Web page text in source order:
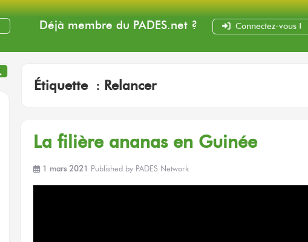
Déjà membre du PADES.net? Connectez-vous !
Étiquette : Relancer
La filière ananas en Guinée
1 mars 2021 Published by PADES Network